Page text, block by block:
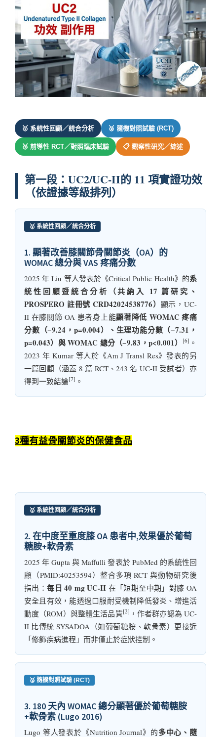
🥇 系統性回顧／統合分析 🥈 隨機對照試驗 (RCT)
🥉 前導性 RCT／對照臨床試驗 📋 觀察性研究／綜述
第一段：UC2/UC-II的 11 項實證功效
（依證據等級排列）
🥇 系統性回顧／統合分析
1. 顯著改善膝關節骨關節炎（OA）的
WOMAC 總分與 VAS 疼痛分數
2025 年 Liu 等人發表於《Critical Public Health》的系
統性回顧暨統合分析（共納入 17 篇研究、
PROSPERO 註冊號 CRD42024538776） 顯示，UC-
II 在膝關節 OA 患者身上能顯著降低 WOMAC 疼痛
分數（−9.24，p=0.004）、生理功能分數（−7.31，
p=0.043）與 WOMAC 總分（−9.83，p<0.001）
[6] 。
2023 年 Kumar 等人於《Am J Transl Res》發表的另
一篇回顧（涵蓋 8 篇 RCT、243 名 UC-II 受試者）亦
得到一致結論[7] 。
3種有益骨關節炎的保健食品
🥇 系統性回顧／統合分析
2. 在中度至重度膝 OA 患者中,效果優於葡萄
糖胺+軟骨素
2025 年 Gupta 與 Maffulli 發表於 PubMed 的系統性回
顧（PMID:40253594）整合多項 RCT 與動物研究後
指出：每日 40 mg UC-II 在「短期至中期」對膝 OA
安全且有效，能透過口服耐受機制降低發炎、增進活
動度（ROM）與整體生活品質[2] ，作者群亦認為 UC-
II 比傳統 SYSADOA（如葡萄糖胺、軟骨素）更接近
「修飾疾病進程」而非僅止於症狀控制。
🥈 隨機對照試驗 (RCT)
3. 180 天內 WOMAC 總分顯著優於葡萄糖胺
+軟骨素 (Lugo 2016)
Lugo 等人發表於《Nutrition Journal》的多中心、隨